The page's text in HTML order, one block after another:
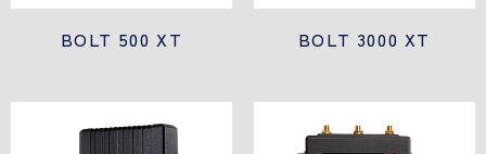
BOLT 500 XT BOLT 3000 XT